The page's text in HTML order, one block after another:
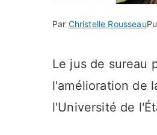
Par Christelle Rousseau
Le jus de sureau
l'amélioration de
l'Université de